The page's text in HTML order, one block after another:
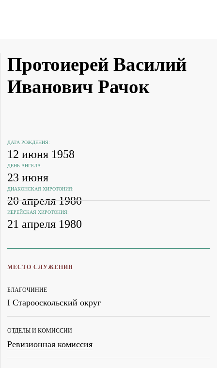
Протоиерей Василий
Иванович Рачок
ДАТА РОЖДЕНИЯ:
12 июня 1958
ДЕНЬ АНГЕЛА
23 июня
ДИАКОНСКАЯ ХИРОТОНИЯ:
20 апреля 1980
ИЕРЕЙСКАЯ ХИРОТОНИЯ:
21 апреля 1980
МЕСТО СЛУЖЕНИЯ
БЛАГОЧИНИЕ
I Старооскольский округ
ОТДЕЛЫ И КОМИССИИ
Ревизионная комиссия